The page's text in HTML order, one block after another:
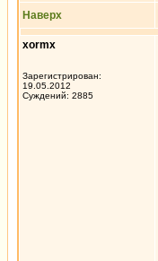
Наверх
xormx
Зарегистрирован:
19.05.2012
Суждений: 2885